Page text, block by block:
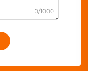
0/1000